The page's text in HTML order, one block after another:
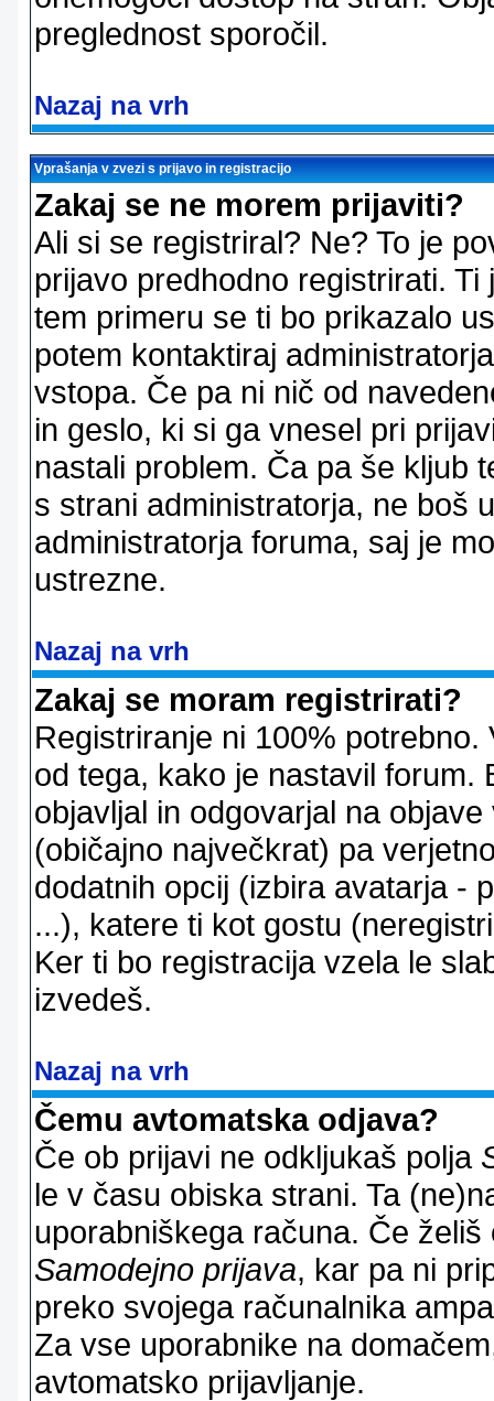
preglednost sporočil.
Nazaj na vrh
Vprašanja v zvezi s prijavo in registracijo
Zakaj se ne morem prijaviti?
Ali si se registriral? Ne? To je
prijavo predhodno registrirati.
tem primeru se ti bo prikazalo
potem kontaktiraj
vstopa. Če pa ni nič od
in geslo, ki si ga vnesel pri
nastali problem. Ča pa še kljub
s strani administratorja, ne boš
administratorja foruma, saj je
ustrezne.
Nazaj na vrh
Zakaj se moram registrirati?
Registriranje ni 100%
od tega, kako je nastavil forum.
objavljal in odgovarjal na
(običajno največkrat) pa
dodatnih opcij (izbira avatarja -
...), katere ti kot gostu
Ker ti bo registracija vzela le
izvedeš.
Nazaj na vrh
Čemu avtomatska odjava?
Če ob prijavi ne odkljukaš polja
le v času obiska strani. Ta
uporabniškega računa. Če
Samodejno prijava, kar pa ni
preko svojega računalnika
Za vse uporabnike na
avtomatsko prijavljanje.